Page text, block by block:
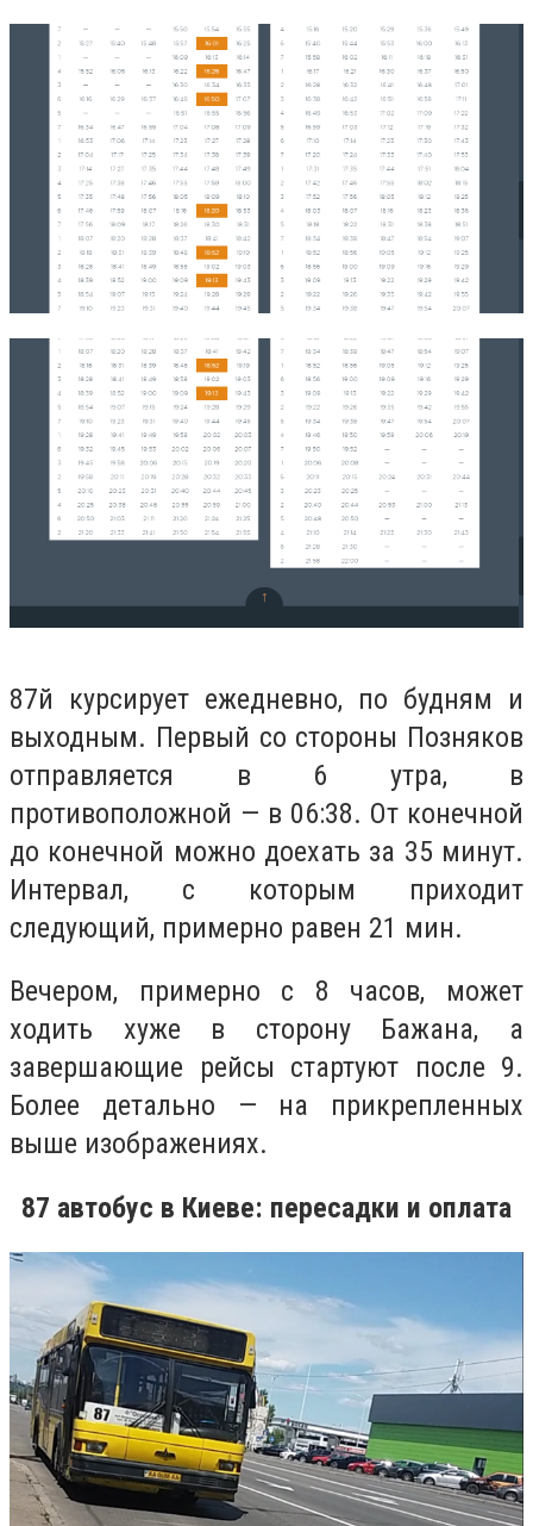
87й курсирует ежедневно, по будням и
выходным. Первый со стороны Позняков
отправляется в 6 утра, в
противоположной — в 06:38. От конечной
до конечной можно доехать за 35 минут.
Интервал, с которым приходит
следующий, примерно равен 21 мин.
Вечером, примерно с 8 часов, может
ходить хуже в сторону Бажана, а
завершающие рейсы стартуют после 9.
Более детально — на прикрепленных
выше изображениях.
87 автобус в Киеве: пересадки и оплата